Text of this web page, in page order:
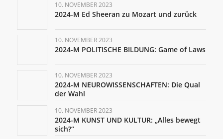
10. NOVEMBER 2023
2024-M Ed Sheeran zu Mozart und zurück
10. NOVEMBER 2023
2024-M POLITISCHE BILDUNG: Game of Laws
10. NOVEMBER 2023
2024-M NEUROWISSENSCHAFTEN: Die Qual
der Wahl
10. NOVEMBER 2023
2024-M KUNST UND KULTUR: „Alles bewegt
sich?“